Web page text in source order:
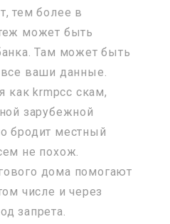
тем более в
может быть
Там может быть
все ваши данные.
как krmpcc скам,
зарубежной
бродит местный
не похож.
дома помогают
числе и через
запрета.